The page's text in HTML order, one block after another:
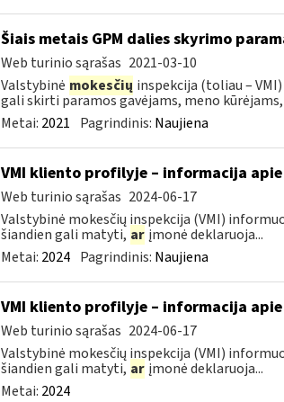
Šiais metais GPM dalies skyrimo
Web turinio sąrašas 2021-03-10
Valstybinė mokesčių inspekcija (toliau –
gali skirti paramos gavėjams, meno
Metai: 2021 Pagrindinis: Naujiena
VMI kliento profilyje – informacija
Web turinio sąrašas 2024-06-17
Valstybinė mokesčių inspekcija (VMI)
šiandien gali matyti, ar įmonė deklaruoja...
Metai: 2024 Pagrindinis: Naujiena
VMI kliento profilyje – informacija
Web turinio sąrašas 2024-06-17
Valstybinė mokesčių inspekcija (VMI)
šiandien gali matyti, ar įmonė deklaruoja...
Metai: 2024